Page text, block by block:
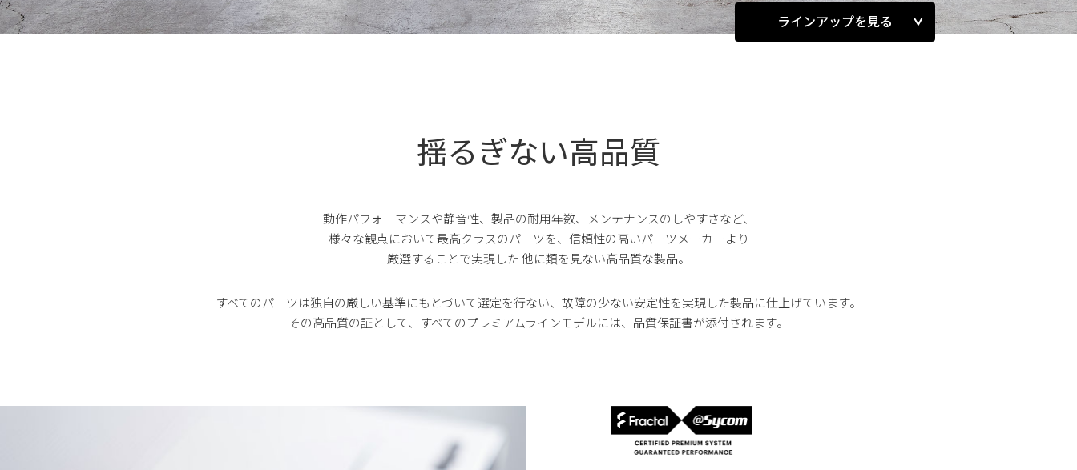
ラインアップを見る
揺るぎない高品質
動作パフォーマンスや静音性、製品の耐用年数、メンテナンスのしやすさなど、
様々な観点において最高クラスのパーツを、信頼性の高いパーツメーカーより
厳選することで実現した 他に類を見ない高品質な製品。
すべてのパーツは独自の厳しい基準にもとづいて選定を行ない、故障の少ない安定性を実現した製品に仕上げています。
その高品質の証として、すべてのプレミアムラインモデルには、品質保証書が添付されます。